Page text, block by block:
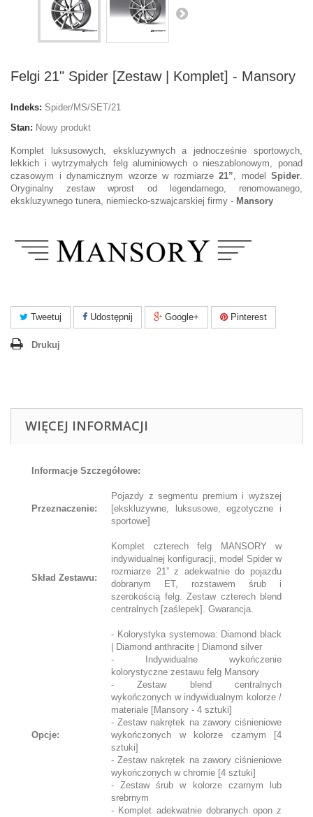
Felgi 21" Spider [Zestaw | Komplet] - Mansory
Indeks: Spider/MS/SET/21
Stan: Nowy produkt
Komplet luksusowych, ekskluzywnych a jednocześnie sportowych,
lekkich i wytrzymałych felg aluminiowych o nieszablonowym, ponad
czasowym i dynamicznym wzorze w rozmiarze 21”, model Spider.
Oryginalny zestaw wprost od legendarnego, renomowanego,
ekskluzywnego tunera, niemiecko-szwajcarskiej firmy - Mansory
Tweetuj Udostępnij Google+ Pinterest
Drukuj
WIĘCEJ INFORMACJI
Informacje Szczegółowe:
Przeznaczenie:
Pojazdy z segmentu premium i wyższej
[ekskluzywne, luksusowe, egzotyczne i
sportowe]
Skład Zestawu:
Komplet czterech felg MANSORY w
indywidualnej konfiguracji, model Spider w
rozmiarze 21” z adekwatnie do pojazdu
dobranym ET, rozstawem śrub i
szerokością felg. Zestaw czterech blend
centralnych [zaślepek]. Gwarancja.
Opcje:
- Kolorystyka systemowa: Diamond black
| Diamond anthracite | Diamond silver
- Indywidualne wykończenie
kolorystyczne zestawu felg Mansory
- Zestaw blend centralnych
wykończonych w indywidualnym kolorze /
materiale [Mansory - 4 sztuki]
- Zestaw nakrętek na zawory ciśnieniowe
wykończonych w kolorze czarnym [4
sztuki]
- Zestaw nakrętek na zawory ciśnieniowe
wykończonych w chromie [4 sztuki]
- Zestaw śrub w kolorze czarnym lub
srebrnym
- Komplet adekwatnie dobranych opon z